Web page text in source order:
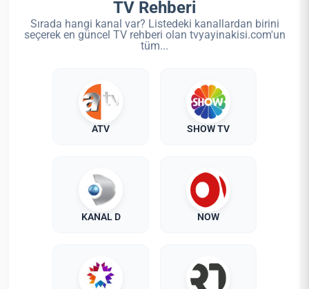
TV Rehberi
Sırada hangi kanal var? Listedeki kanallardan birini
seçerek en güncel TV rehberi olan tvyayinakisi.com'un
tüm...
ATV SHOW TV
KANAL D NOW